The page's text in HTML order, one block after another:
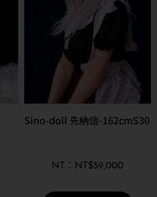
Sino-doll 先納信-162cmS30
NT$59,000